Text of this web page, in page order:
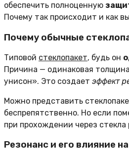
обеспечить полноценную
Почему так происходит и как
Почему обычные
Типовой стеклопакет, будь он
Причина — одинаковая
унисон». Это создает эффект
Можно представить
беспрепятственно. Но если
при прохождении через
Резонанс и его влияние